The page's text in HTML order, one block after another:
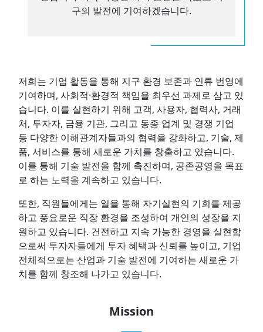
구의 발전에 기여하겠습니다.
저희는 기업 활동을 통해 지구 환경 보존과 인류 번영에
기여하며, 사회적·환경적 책임을 최우선 과제로 삼고 있
습니다. 이를 실현하기 위해 고객, 사용자, 협력사, 거래
처, 투자자, 금융 기관, 그리고 동종 업계 및 경쟁 기업
등 다양한 이해관계자들과의 협력을 강화하고, 기술, 제
품, 서비스를 통해 새로운 가치를 창출하고 있습니다.
이를 통해 기술 발전을 함께 촉진하며, 공존공영을 목표
로 하는 노력을 계속하고 있습니다.
또한, 직원들에게는 일을 통해 자기실현의 기회를 제공
하고 풍요로운 직장 환경을 조성하여 개인의 성장을 지
원하고 있습니다. 건전하고 지속 가능한 경영을 실현함
으로써 투자자들에게 투자 혜택과 신뢰를 높이고, 기업
전체적으로는 산업과 기술 발전에 기여하는 새로운 가
치를 함께 창조해 나가고 있습니다.
Mission